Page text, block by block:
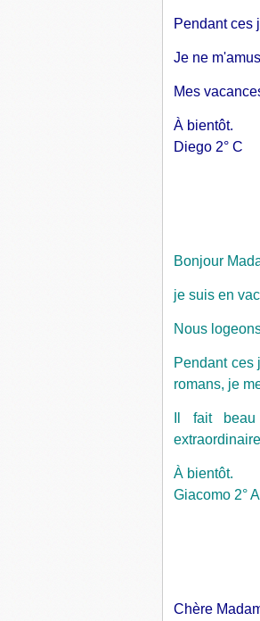
Pendant ces
Je ne
Mes
À bientôt.
Diego 2° C
Bonjour
je suis en
Nous
Pendant ces
romans, je
Il fait
À bientôt.
Giacomo 2° A
Chère